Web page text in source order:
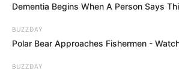
Dementia Begins When A Person Says
BUZZDAY
Polar Bear Approaches Fishermen -
BUZZDAY